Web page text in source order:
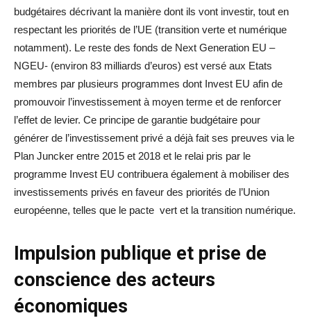
budgétaires décrivant la manière dont ils vont investir, tout en
respectant les priorités de l’UE (transition verte et numérique
notamment). Le reste des fonds de Next Generation EU –
NGEU- (environ 83 milliards d’euros) est versé aux Etats
membres par plusieurs programmes dont Invest EU afin de
promouvoir l’investissement à moyen terme et de renforcer
l’effet de levier. Ce principe de garantie budgétaire pour
générer de l’investissement privé a déjà fait ses preuves via le
Plan Juncker entre 2015 et 2018 et le relai pris par le
programme Invest EU contribuera également à mobiliser des
investissements privés en faveur des priorités de l’Union
européenne, telles que le pacte vert et la transition numérique.
Impulsion publique et prise de
conscience des acteurs
économiques